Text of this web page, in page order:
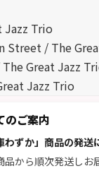
Jazz Trio
Street / The
Great Jazz
Jazz Trio
のご案内
わずか」商品の発送
品から順次発送しお